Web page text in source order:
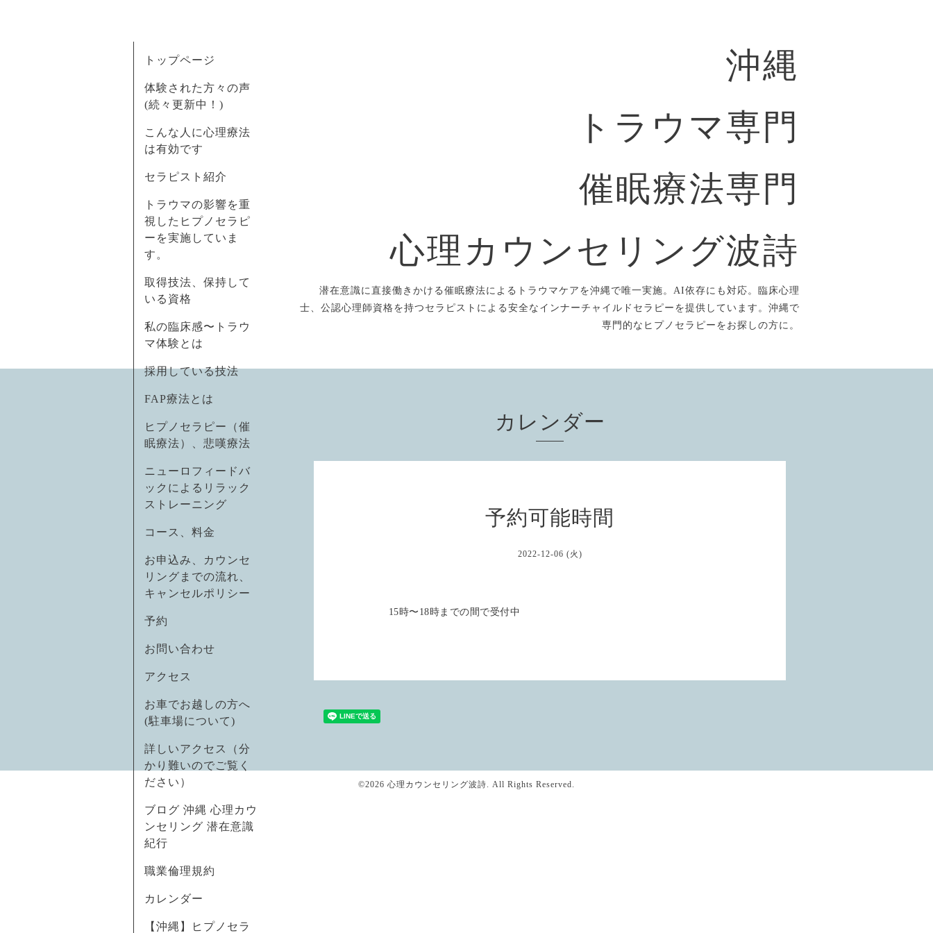
沖縄
トラウマ専門
催眠療法専門
心理カウンセリング波詩
潜在意識に直接働きかける催眠療法によるトラウマケアを沖縄で唯一実施。AI依存にも対応。臨床心理
士、公認心理師資格を持つセラピストによる安全なインナーチャイルドセラピーを提供しています。沖縄で
専門的なヒプノセラピーをお探しの方に。
トップページ
体験された方々の声
(続々更新中！)
こんな人に心理療法
は有効です
セラピスト紹介
トラウマの影響を重
視したヒプノセラピ
ーを実施していま
す。
取得技法、保持して
いる資格
私の臨床感〜トラウ
マ体験とは
採用している技法
FAP療法とは
ヒプノセラピー（催
眠療法）、悲嘆療法
ニューロフィードバ
ックによるリラック
ストレーニング
コース、料金
お申込み、カウンセ
リングまでの流れ、
キャンセルポリシー
予約
お問い合わせ
アクセス
お車でお越しの方へ
(駐車場について)
詳しいアクセス（分
かり難いのでご覧く
ださい）
ブログ 沖縄 心理カウ
ンセリング 潜在意識
紀行
職業倫理規約
カレンダー
【沖縄】ヒプノセラ
カレンダー
予約可能時間
2022-12-06 (火)
15時〜18時までの間で受付中
©2026 心理カウンセリング波詩 . All Rights Reserved.